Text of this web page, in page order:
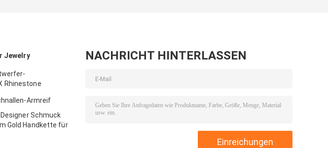
Jewelry
Rhinestone
Armreif
Schmuck
Gold Handkette für
NACHRICHT HINTERLASSEN